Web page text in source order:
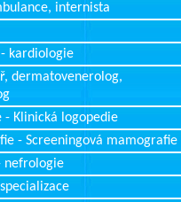
internista
kardiologie
dermatovenerolog,
- Klinická logopedie
- Screeningová mamografie
nefrologie